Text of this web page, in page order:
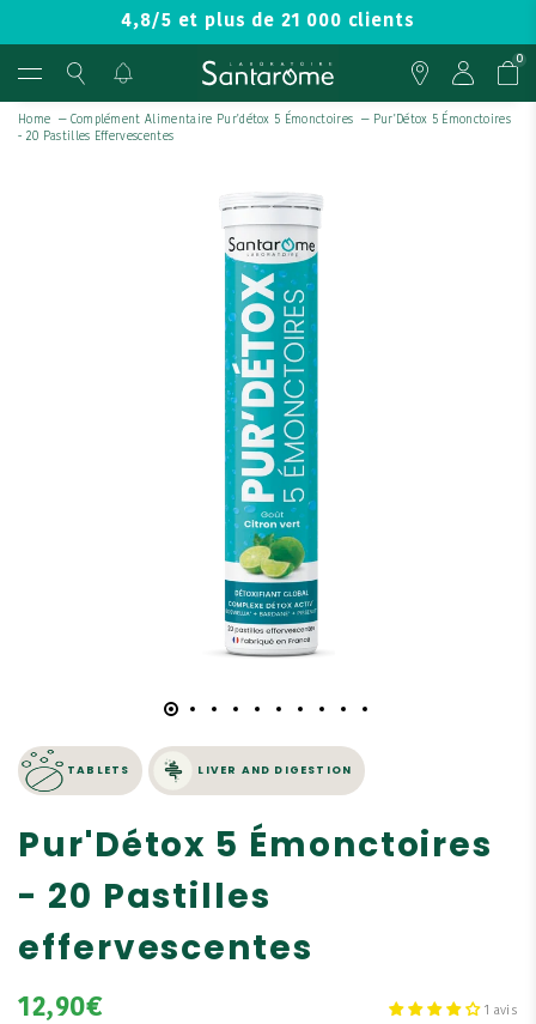
4,8/5 et plus de 21 000 clients
0
Home — Complément Alimentaire Pur'détox 5 Émonctoires — Pur'Détox 5 Émonctoires
- 20 Pastilles Effervescentes
TABLETS LIVER AND DIGESTION
Pur'Détox 5 Émonctoires
- 20 Pastilles
effervescentes
12,90€ 1 avis